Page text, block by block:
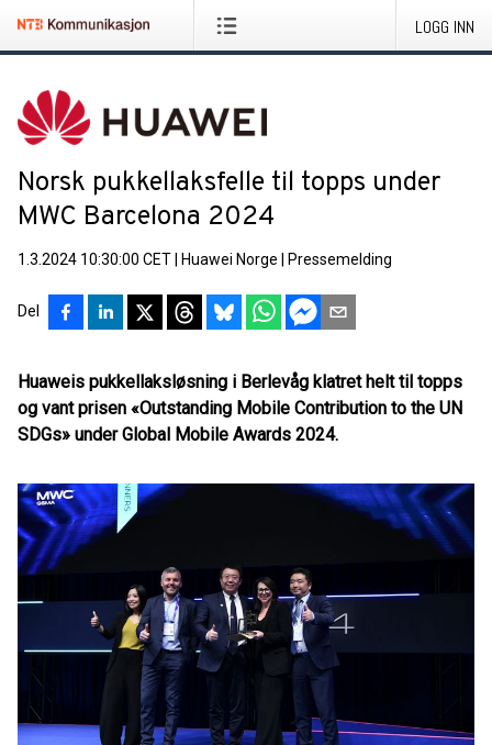
LOGG INN
Norsk pukkellaksfelle til topps under
MWC Barcelona 2024
1.3.2024 10:30:00 CET Huawei Norge Pressemelding
Del
Huaweis pukkellaksløsning i Berlevåg klatret helt til topps
og vant prisen «Outstanding Mobile Contribution to the UN
SDGs» under Global Mobile Awards 2024.